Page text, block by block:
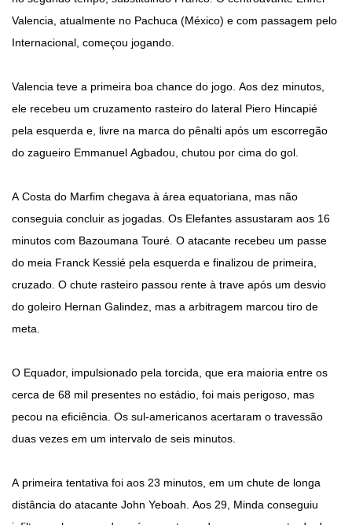
Valencia, atualmente no Pachuca (México) e com passagem pelo
Internacional, começou jogando.
Valencia teve a primeira boa chance do jogo. Aos dez minutos,
ele recebeu um cruzamento rasteiro do lateral Piero Hincapié
pela esquerda e, livre na marca do pênalti após um escorregão
do zagueiro Emmanuel Agbadou, chutou por cima do gol.
A Costa do Marfim chegava à área equatoriana, mas não
conseguia concluir as jogadas. Os Elefantes assustaram aos 16
minutos com Bazoumana Touré. O atacante recebeu um passe
do meia Franck Kessié pela esquerda e finalizou de primeira,
cruzado. O chute rasteiro passou rente à trave após um desvio
do goleiro Hernan Galindez, mas a arbitragem marcou tiro de
meta.
O Equador, impulsionado pela torcida, que era maioria entre os
cerca de 68 mil presentes no estádio, foi mais perigoso, mas
pecou na eficiência. Os sul-americanos acertaram o travessão
duas vezes em um intervalo de seis minutos.
A primeira tentativa foi aos 23 minutos, em um chute de longa
distância do atacante John Yeboah. Aos 29, Minda conseguiu